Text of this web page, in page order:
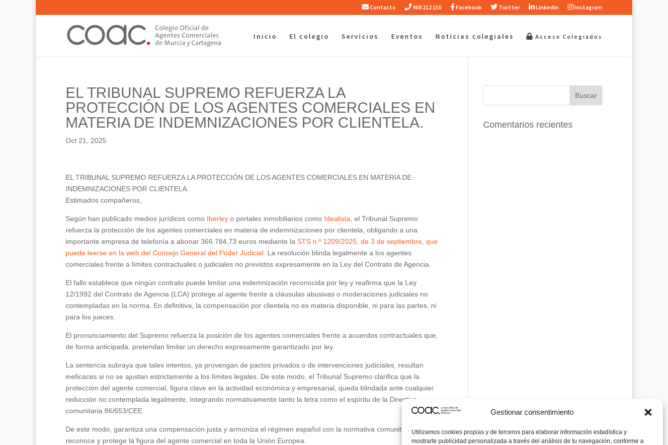
Gestionar consentimiento
Utilizamos cookies propias y de terceros para elaborar información estadística y
mostrarte publicidad personalizada a través del análisis de tu navegación, conforme a
Contacto 968 212 150 Facebook Twitter Linkedin Instagram
Inicio El colegio Servicios Eventos Noticias colegiales Acceso Colegiados
EL TRIBUNAL SUPREMO REFUERZA LA
PROTECCIÓN DE LOS AGENTES COMERCIALES EN
MATERIA DE INDEMNIZACIONES POR CLIENTELA.
Oct 21, 2025
EL TRIBUNAL SUPREMO REFUERZA LA PROTECCIÓN DE LOS AGENTES COMERCIALES EN MATERIA DE
INDEMNIZACIONES POR CLIENTELA.
Estimados compañeros,
Según han publicado medios jurídicos como Iberley o portales inmobiliarios como Idealista , el Tribunal Supremo
refuerza la protección de los agentes comerciales en materia de indemnizaciones por clientela, obligando a una
importante empresa de telefonía a abonar 366.784,73 euros mediante la STS n.º 1209/2025, de 3 de septiembre, que
puede leerse en la web del Consejo General del Poder Judicial . La resolución blinda legalmente a los agentes
comerciales frente a límites contractuales o judiciales no previstos expresamente en la Ley del Contrato de Agencia.
El fallo establece que ningún contrato puede limitar una indemnización reconocida por ley y reafirma que la Ley
12/1992 del Contrato de Agencia (LCA) protege al agente frente a cláusulas abusivas o moderaciones judiciales no
contempladas en la norma. En definitiva, la compensación por clientela no es materia disponible, ni para las partes, ni
para los jueces.
El pronunciamiento del Supremo refuerza la posición de los agentes comerciales frente a acuerdos contractuales que,
de forma anticipada, pretendan limitar un derecho expresamente garantizado por ley.
La sentencia subraya que tales intentos, ya provengan de pactos privados o de intervenciones judiciales, resultan
ineficaces si no se ajustan estrictamente a los límites legales. De este modo, el Tribunal Supremo clarifica que la
protección del agente comercial, figura clave en la actividad económica y empresarial, queda blindada ante cualquier
reducción no contemplada legalmente, integrando normativamente tanto la letra como el espíritu de la Directiva
comunitaria 86/653/CEE.
De este modo, garantiza una compensación justa y armoniza el régimen español con la normativa comunitaria, que
reconoce y protege la figura del agente comercial en toda la Unión Europea.
Comentarios recientes